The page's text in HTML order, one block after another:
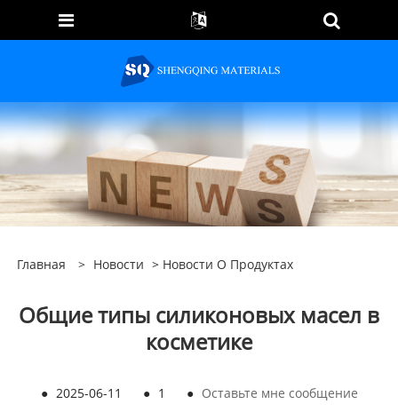
Главная > Новости > Новости О Продуктах
Общие типы силиконовых масел в
косметике
● 2025-06-11 ● 1 ● Оставьте мне сообщение